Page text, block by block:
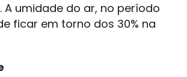
A umidade do ar, no período
ficar em torno dos 30% na